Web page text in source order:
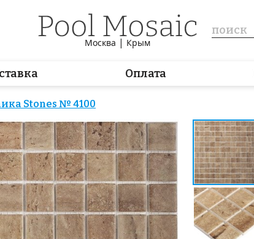
Москва | Крым
Оплата
Stones № 4100